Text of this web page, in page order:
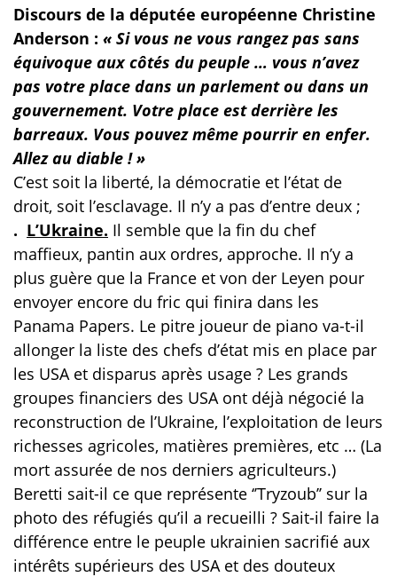
Discours de la députée européenne Christine
Anderson : « Si vous ne vous rangez pas sans
équivoque aux côtés du peuple … vous n’avez
pas votre place dans un parlement ou dans un
gouvernement. Votre place est derrière les
barreaux. Vous pouvez même pourrir en enfer.
Allez au diable ! »
C’est soit la liberté, la démocratie et l’état de
droit, soit l’esclavage. Il n’y a pas d’entre deux ;
. L’Ukraine. Il semble que la fin du chef
maffieux, pantin aux ordres, approche. Il n’y a
plus guère que la France et von der Leyen pour
envoyer encore du fric qui finira dans les
Panama Papers. Le pitre joueur de piano va-t-il
allonger la liste des chefs d’état mis en place par
les USA et disparus après usage ? Les grands
groupes financiers des USA ont déjà négocié la
reconstruction de l’Ukraine, l’exploitation de leurs
richesses agricoles, matières premières, etc … (La
mort assurée de nos derniers agriculteurs.)
Beretti sait-il ce que représente ‘’Tryzoub’’ sur la
photo des réfugiés qu’il a recueilli ? Sait-il faire la
différence entre le peuple ukrainien sacrifié aux
intérêts supérieurs des USA et des douteux